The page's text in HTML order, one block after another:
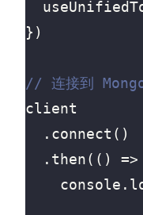
})
client
. connect ()
. then(() =>
console .